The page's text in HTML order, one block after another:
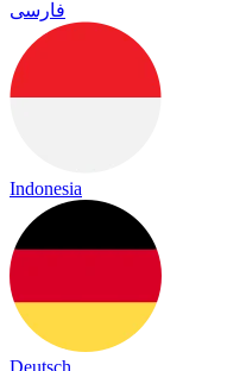
فارسی
Indonesia
Deutsch